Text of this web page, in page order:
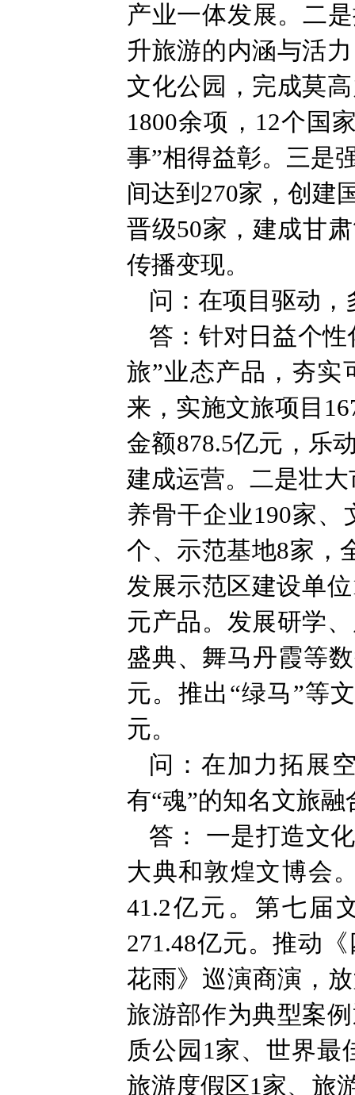
产业一体发展。二
升旅游的内涵与活
文化公园，完成莫
1800余项，12个国
事”相得益彰。三是
间达到270家，创建
晋级50家，建成甘
传播变现。
问：在项目驱动
答：针对日益个性
旅”业态产品，夯实
来，实施文旅项目
金额878.5亿元，乐
建成运营。二是壮
养骨干企业190家
个、示范基地8家，
发展示范区建设单
元产品。发展研学
盛典、舞马丹霞等
元。推出“绿马”等
元。
问：在加力拓展
有“魂”的知名文旅
答： 一是打造文
大典和敦煌文博会
41.2亿元。第七届
271.48亿元。推动
花雨》巡演商演，
旅游部作为典型案
质公园1家、世界最
旅游度假区1家、旅